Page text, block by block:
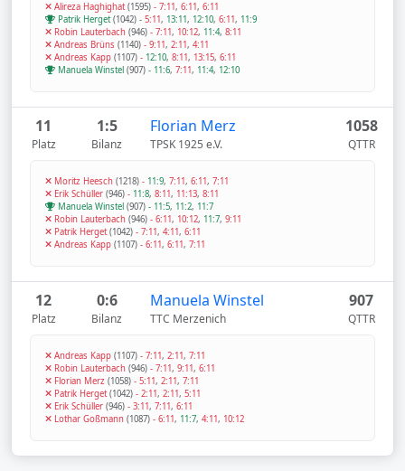
Alireza Haghighat(1595) - 7:11, 6:11, 6:11
Patrik Herget(1042) - 5:11, 13:11, 12:10, 6:11, 11:9
Robin Lauterbach (946) - 7:11, 10:12, 11:4, 8:11
Andreas Brüns (1140) - 9:11, 2:11, 4:11
Andreas Kapp (1107) - 12:10, 8:11, 13:15, 6:11
Manuela Winstel (907) - 11:6, 7:11, 11:4, 12:10
11
Platz
1:5
Bilanz
Florian Merz
TPSK 1925 e.V.
1058
QTTR
Moritz Heesch (1218) - 11:9, 7:11, 6:11, 7:11
Erik Schüller (946) - 11:8, 8:11, 11:13, 8:11
Manuela Winstel (907) - 11:5, 11:2, 11:7
Robin Lauterbach (946) - 6:11, 10:12, 11:7, 9:11
Patrik Herget(1042) - 7:11, 4:11, 6:11
Andreas Kapp (1107) - 6:11, 6:11, 7:11
12
Platz
0:6
Bilanz
Manuela Winstel
TTC Merzenich
907
QTTR
Andreas Kapp (1107) - 7:11, 2:11, 7:11
Robin Lauterbach (946) - 7:11, 9:11, 6:11
Florian Merz (1058) - 5:11, 2:11, 7:11
Patrik Herget(1042) - 2:11, 2:11, 5:11
Erik Schüller (946) - 3:11, 7:11, 6:11
Lothar Goßmann (1087) - 6:11, 11:7, 4:11, 10:12